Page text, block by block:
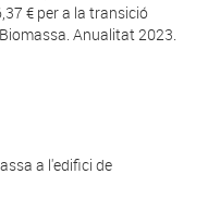
€ per a la transició
Anualitat 2023.
a l'edifici de